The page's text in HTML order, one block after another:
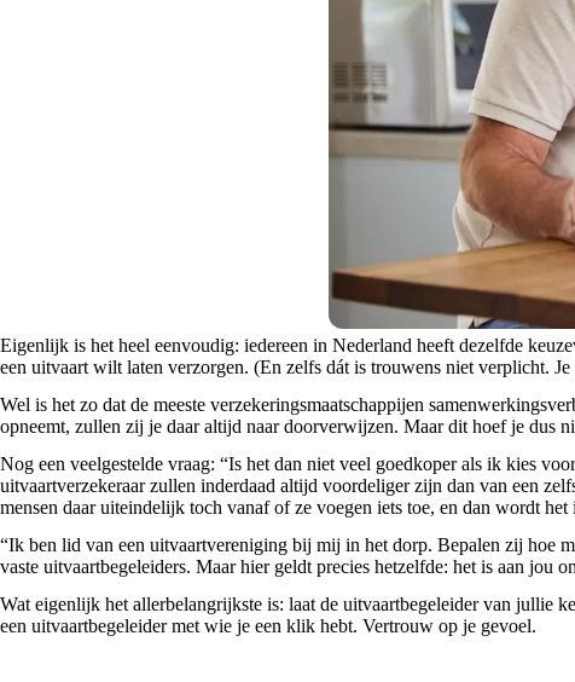
Eigenlijk is het heel eenvoudig: iedereen in Nederland heeft dezelfde
een uitvaart wilt laten verzorgen. (En zelfs dát is trouwens niet verplicht.
Wel is het zo dat de meeste verzekeringsmaatschappijen
opneemt, zullen zij je daar altijd naar doorverwijzen. Maar dit hoef je dus
Nog een veelgestelde vraag: “Is het dan niet veel goedkoper als ik kies
uitvaartverzekeraar zullen inderdaad altijd voordeliger zijn dan van een
mensen daar uiteindelijk toch vanaf of ze voegen iets toe, en dan wordt
“Ik ben lid van een uitvaartvereniging bij mij in het dorp. Bepalen zij hoe
vaste uitvaartbegeleiders. Maar hier geldt precies hetzelfde: het is aan jou
Wat eigenlijk het allerbelangrijkste is: laat de uitvaartbegeleider van jullie
een uitvaartbegeleider met wie je een klik hebt. Vertrouw op je gevoel.